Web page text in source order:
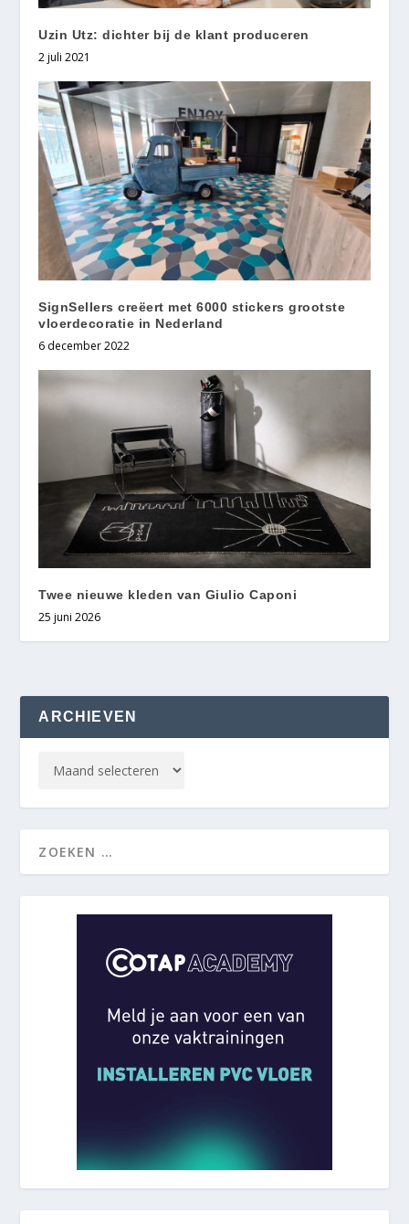
Uzin Utz: dichter bij de klant produceren
2 juli 2021
SignSellers creëert met 6000 stickers grootste
vloerdecoratie in Nederland
6 december 2022
Twee nieuwe kleden van Giulio Caponi
25 juni 2026
ARCHIEVEN